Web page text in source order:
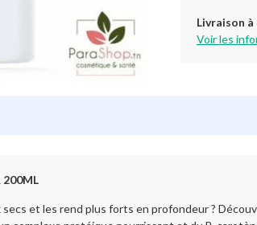
Livraison
Voir les
200ML
et les rend plus forts en profondeur ?